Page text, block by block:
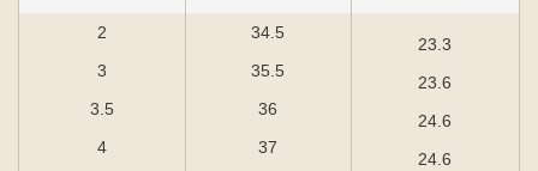
2
3
3.5
4
34.5
35.5
36
37
23.3
23.6
24.6
24.6